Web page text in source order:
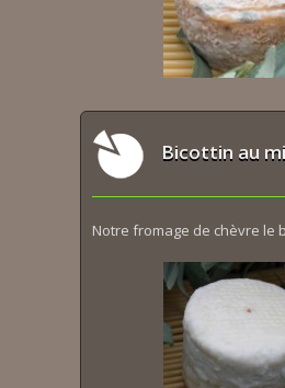
Bicottin au
Notre fromage de chèvre le